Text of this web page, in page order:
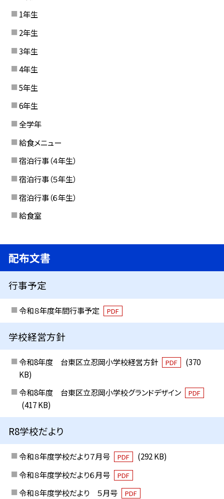
1年生
2年生
3年生
4年生
5年生
6年生
全学年
給食メニュー
宿泊行事（４年生）
宿泊行事（５年生）
宿泊行事（６年生）
給食室
配布文書
行事予定
令和８年度年間行事予定 PDF
学校経営方針
令和8年度 台東区立忍岡小学校経営方針 PDF
(370
KB)
令和8年度 台東区立忍岡小学校グランドデザイン
PDF
(417 KB)
R8学校だより
令和８年度学校だより７月号 PDF
(292 KB)
令和８年度学校だより６月号
PDF
令和８年度学校だより ５月号 PDF